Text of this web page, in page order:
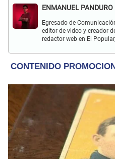
ENMANUEL PANDURO
Egresado de
editor de video y creador
redactor web en El